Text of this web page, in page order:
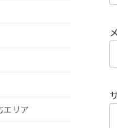
エリア